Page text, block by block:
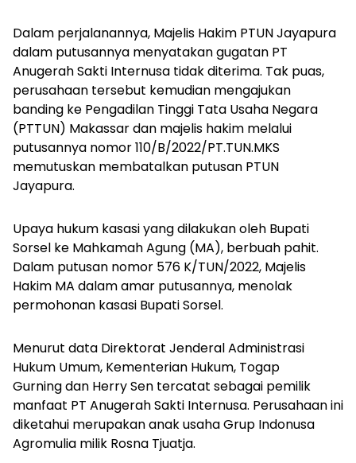
Dalam perjalanannya, Majelis Hakim PTUN Jayapura
dalam putusannya menyatakan gugatan PT
Anugerah Sakti Internusa tidak diterima. Tak puas,
perusahaan tersebut kemudian mengajukan
banding ke Pengadilan Tinggi Tata Usaha Negara
(PTTUN) Makassar dan majelis hakim melalui
putusannya nomor 110/B/2022/PT.TUN.MKS
memutuskan membatalkan putusan PTUN
Jayapura.
Upaya hukum kasasi yang dilakukan oleh Bupati
Sorsel ke Mahkamah Agung (MA), berbuah pahit.
Dalam putusan nomor 576 K/TUN/2022, Majelis
Hakim MA dalam amar putusannya, menolak
permohonan kasasi Bupati Sorsel.
Menurut data Direktorat Jenderal Administrasi
Hukum Umum, Kementerian Hukum, Togap
Gurning dan Herry Sen tercatat sebagai pemilik
manfaat PT Anugerah Sakti Internusa. Perusahaan ini
diketahui merupakan anak usaha Grup Indonusa
Agromulia milik Rosna Tjuatja.